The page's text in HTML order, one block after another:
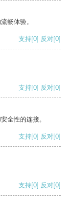
畅体验。
支持[0] 反对[0]
支持[0] 反对[0]
全性的连接。
支持[0] 反对[0]
支持[0] 反对[0]